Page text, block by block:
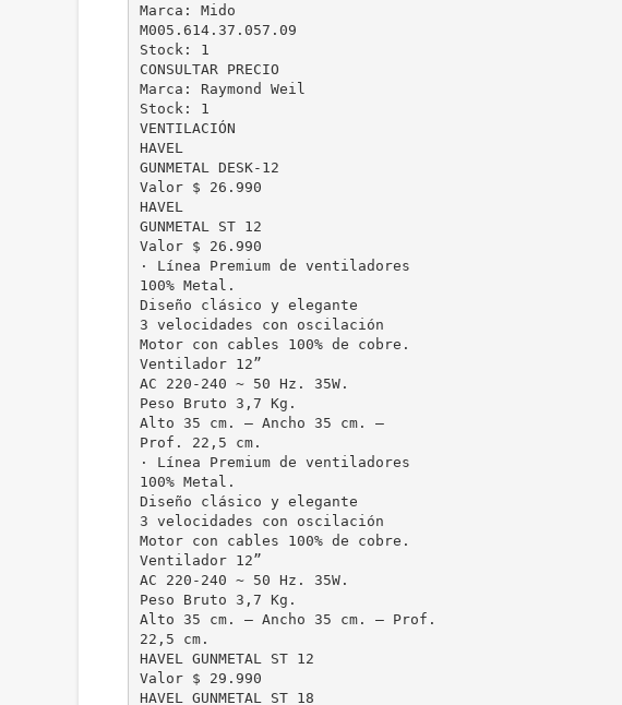
Marca: Mido
M005.614.37.057.09
Stock: 1
CONSULTAR PRECIO
Marca: Raymond Weil
Stock: 1
VENTILACIÓN
HAVEL
GUNMETAL DESK-12
Valor $ 26.990
HAVEL
GUNMETAL ST 12
Valor $ 26.990
· Línea Premium de ventiladores
100% Metal.
Diseño clásico y elegante
3 velocidades con oscilación
Motor con cables 100% de cobre.
Ventilador 12”
AC 220-240 ~ 50 Hz. 35W.
Peso Bruto 3,7 Kg.
Alto 35 cm. – Ancho 35 cm. –
Prof. 22,5 cm.
· Línea Premium de ventiladores
100% Metal.
Diseño clásico y elegante
3 velocidades con oscilación
Motor con cables 100% de cobre.
Ventilador 12”
AC 220-240 ~ 50 Hz. 35W.
Peso Bruto 3,7 Kg.
Alto 35 cm. – Ancho 35 cm. – Prof.
22,5 cm.
HAVEL GUNMETAL ST 12
Valor $ 29.990
HAVEL GUNMETAL ST 18